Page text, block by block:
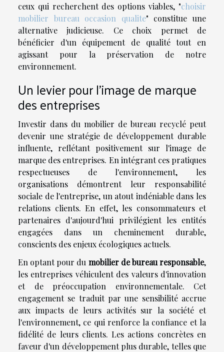
ceux qui recherchent des options viables, "choisir
mobilier bureau occasion qualite" constitue une
alternative judicieuse. Ce choix permet de
bénéficier d'un équipement de qualité tout en
agissant pour la préservation de notre
environnement.
Un levier pour l'image de marque
des entreprises
Investir dans du mobilier de bureau recyclé peut
devenir une stratégie de développement durable
influente, reflétant positivement sur l'image de
marque des entreprises. En intégrant ces pratiques
respectueuses de l'environnement, les
organisations démontrent leur responsabilité
sociale de l'entreprise, un atout indéniable dans les
relations clients. En effet, les consommateurs et
partenaires d'aujourd'hui privilégient les entités
engagées dans un cheminement durable,
conscients des enjeux écologiques actuels.
En optant pour du mobilier de bureau responsable,
les entreprises véhiculent des valeurs d'innovation
et de préoccupation environnementale. Cet
engagement se traduit par une sensibilité accrue
aux impacts de leurs activités sur la société et
l'environnement, ce qui renforce la confiance et la
fidélité de leurs clients. Les actions concrètes en
faveur d'un développement plus durable, telles que